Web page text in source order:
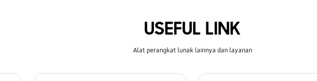
USEFUL LINK
Alat perangkat lunak lainnya dan layanan